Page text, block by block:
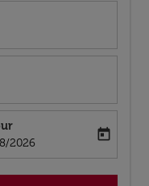
return-date-aria-label
2026
today